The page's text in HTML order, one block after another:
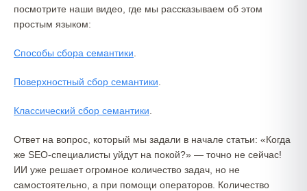
посмотрите наши видео, где мы рассказываем об этом
простым языком:
Способы сбора семантики
Поверхностный сбор семантики
Классический сбор семантики
Ответ на вопрос, который мы задали в начале статьи: «Когда
же SEO-специалисты уйдут на покой?» — точно не сейчас!
ИИ уже решает огромное количество задач, но не
самостоятельно, а при помощи операторов. Количество